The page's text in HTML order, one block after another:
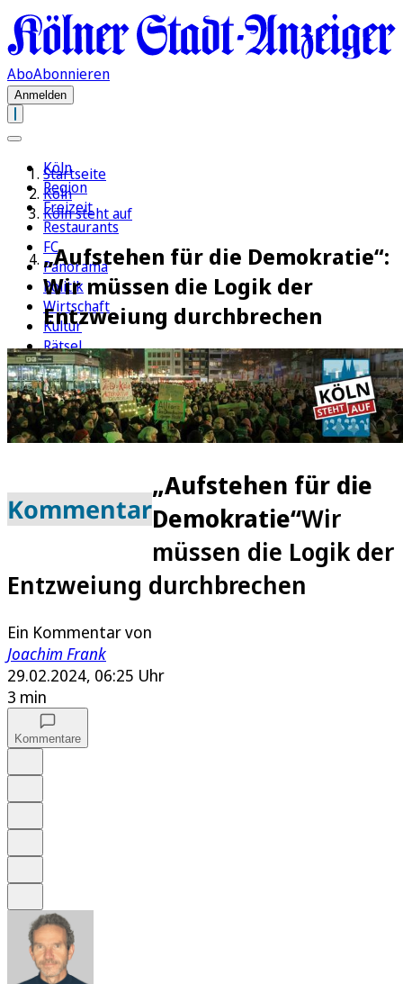
AboAbonnieren
Anmelden
Köln
Region
Freizeit
Restaurants
FC
Panorama
Politik
Wirtschaft
Kultur
Rätsel
Newsletter
E-Paper
Startseite
Köln
Köln steht auf
„Aufstehen für die Demokratie“:
Wir müssen die Logik der
Entzweiung durchbrechen
Kommentar
„Aufstehen für die
Demokratie“Wir
müssen die Logik der
Entzweiung durchbrechen
Ein Kommentar von
Joachim Frank
29.02.2024, 06:25 Uhr
3 min
Kommentare